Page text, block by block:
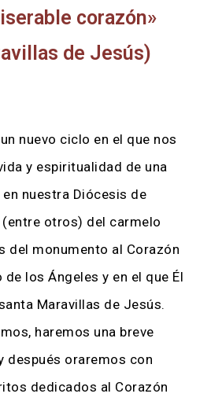
corazón»
de Jesús)
nuevo ciclo en el que nos
y espiritualidad de una
nuestra Diócesis de
otros) del carmelo
del monumento al Corazón
los Ángeles y en el que Él
Maravillas de Jesús.
haremos una breve
después oraremos con
dedicados al Corazón